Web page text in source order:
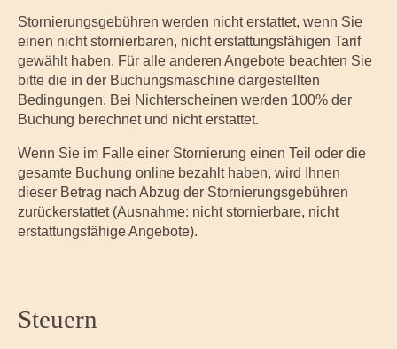
Stornierungsgebühren werden nicht erstattet, wenn Sie
einen nicht stornierbaren, nicht erstattungsfähigen Tarif
gewählt haben. Für alle anderen Angebote beachten Sie
bitte die in der Buchungsmaschine dargestellten
Bedingungen. Bei Nichterscheinen werden 100% der
Buchung berechnet und nicht erstattet.
Wenn Sie im Falle einer Stornierung einen Teil oder die
gesamte Buchung online bezahlt haben, wird Ihnen
dieser Betrag nach Abzug der Stornierungsgebühren
zurückerstattet (Ausnahme: nicht stornierbare, nicht
erstattungsfähige Angebote).
Steuern